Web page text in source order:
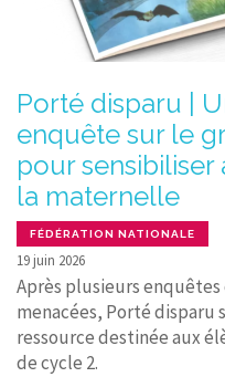
Porté disparu |
enquête sur le
pour sensibiliser
la maternelle
FÉDÉRATION NATIONALE
19 juin 2026
Après plusieurs enquêtes
menacées, Porté disparu
ressource destinée aux
de cycle 2.